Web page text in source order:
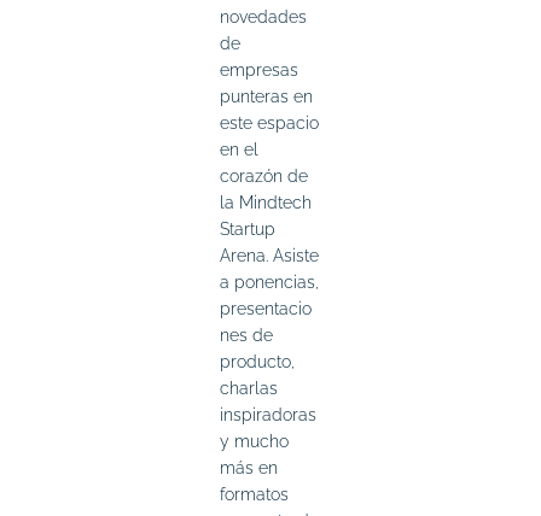
novedades
de
empresas
punteras en
este espacio
en el
corazón de
la Mindtech
Startup
Arena. Asiste
a ponencias,
presentacio
nes de
producto,
charlas
inspiradoras
y mucho
más en
formatos